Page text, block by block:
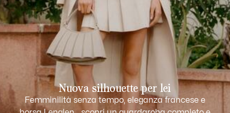
Nuova silhouette per lei
Femminilità senza tempo, eleganza francese e